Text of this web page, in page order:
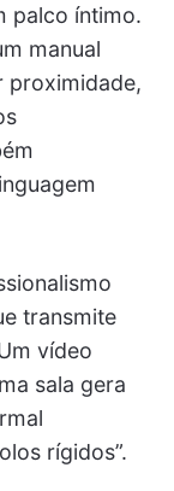
palco íntimo.
manual
proximidade,
transmite
vídeo
sala gera
rígidos”.